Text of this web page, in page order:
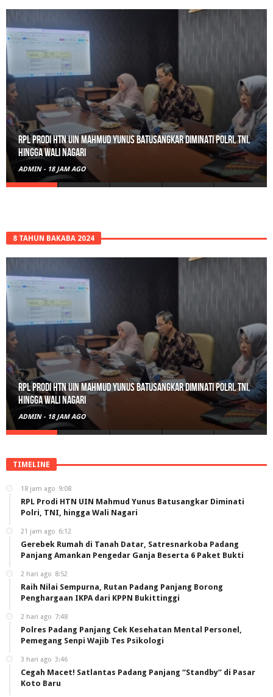
Gerebek Rumah di Tanah Datar, Satresnarkoba Padang Panjang
Amankan Pengedar Ganja Beserta 6 Paket Bukti
ADMIN - 21 JAM AGO
8 TAHUN BAKABA 2024
Gerebek Rumah di Tanah Datar, Satresnarkoba Padang Panjang
Amankan Pengedar Ganja Beserta 6 Paket Bukti
ADMIN - 21 JAM AGO
TIMELINE
18 jam ago 9:08
RPL Prodi HTN UIN Mahmud Yunus Batusangkar Diminati
Polri, TNI, hingga Wali Nagari
21 jam ago 6:12
Gerebek Rumah di Tanah Datar, Satresnarkoba Padang
Panjang Amankan Pengedar Ganja Beserta 6 Paket Bukti
2 hari ago 8:52
Raih Nilai Sempurna, Rutan Padang Panjang Borong
Penghargaan IKPA dari KPPN Bukittinggi
2 hari ago 7:48
Polres Padang Panjang Cek Kesehatan Mental Personel,
Pemegang Senpi Wajib Tes Psikologi
3 hari ago 3:46
Cegah Macet! Satlantas Padang Panjang “Standby” di Pasar
Koto Baru